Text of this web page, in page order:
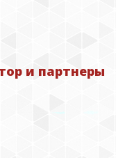
и партнеры